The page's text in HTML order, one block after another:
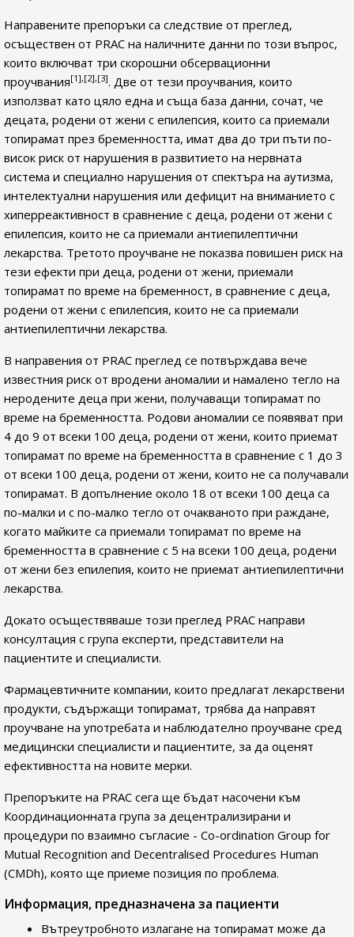
Направените препоръки са следствие от преглед,
осъществен от PRAC на наличните данни по този въпрос,
които включват три скорошни обсервационни
проучвания[1],[2],[3]. Две от тези проучвания, които
използват като цяло една и съща база данни, сочат, че
децата, родени от жени с епилепсия, които са приемали
топирамат през бременността, имат два до три пъти по-
висок риск от нарушения в развитието на нервната
система и специално нарушения от спектъра на аутизма,
интелектуални нарушения или дефицит на вниманието с
хиперреактивност в сравнение с деца, родени от жени с
епилепсия, които не са приемали антиепилептични
лекарства. Третото проучване не показва повишен риск на
тези ефекти при деца, родени от жени, приемали
топирамат по време на бременност, в сравнение с деца,
родени от жени с епилепсия, които не са приемали
антиепилептични лекарства.
В направения от PRAC преглед се потвърждава вече
известния риск от вродени аномалии и намалено тегло на
неродените деца при жени, получаващи топирамат по
време на бременността. Родови аномалии се появяват при
4 до 9 от всеки 100 деца, родени от жени, които приемат
топирамат по време на бременността в сравнение с 1 до 3
от всеки 100 деца, родени от жени, които не са получавали
топирамат. В допълнение около 18 от всеки 100 деца са
по-малки и с по-малко тегло от очакваното при раждане,
когато майките са приемали топирамат по време на
бременността в сравнение с 5 на всеки 100 деца, родени
от жени без епилепия, които не приемат антиепилептични
лекарства.
Докато осъществяваше този преглед PRAC направи
консултация с група експерти, представители на
пациентите и специалисти.
Фармацевтичните компании, които предлагат лекарствени
продукти, съдържащи топирамат, трябва да направят
проучване на употребата и наблюдателно проучване сред
медицински специалисти и пациентите, за да оценят
ефективността на новите мерки.
Препоръките на PRAC сега ще бъдат насочени към
Координационната група за децентрализирани и
процедури по взаимно съгласие - Co-ordination Group for
Mutual Recognition and Decentralised Procedures Human
(CMDh), която ще приеме позиция по проблема.
Информация, предназначена за пациенти
Вътреутробното излагане на топирамат може да